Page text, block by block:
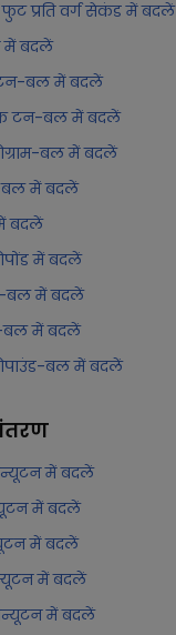
फुट प्रति वर्ग सेकंड में बदलें
में बदलें
बल में बदलें
टन-बल में बदलें
बल में बदलें
बल में बदलें
बदलें
में बदलें
बल में बदलें
बल में बदलें
बल में बदलें
में बदलें
में बदलें
में बदलें
में बदलें
में बदलें